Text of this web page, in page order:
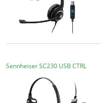
Sennheiser SC230 USB CTRL